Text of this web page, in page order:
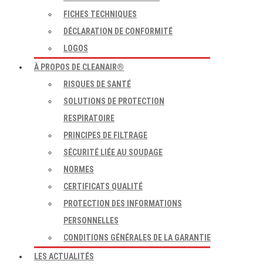
FICHES TECHNIQUES
DÉCLARATION DE CONFORMITÉ
LOGOS
À PROPOS DE CLEANAIR®
RISQUES DE SANTÉ
SOLUTIONS DE PROTECTION
RESPIRATOIRE
PRINCIPES DE FILTRAGE
SÉCURITÉ LIÉE AU SOUDAGE
NORMES
CERTIFICATS QUALITÉ
PROTECTION DES INFORMATIONS
PERSONNELLES
CONDITIONS GÉNÉRALES DE LA GARANTIE
LES ACTUALITÉS